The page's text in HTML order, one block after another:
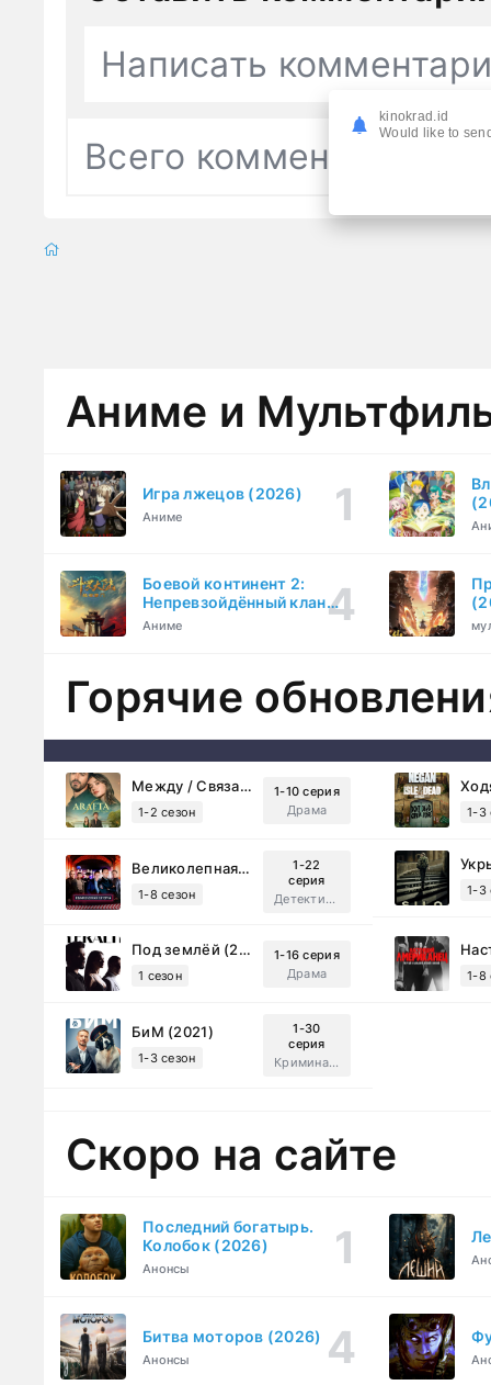
Написать
Всего комментариев
Аниме и
Игра лжецов (2026)
Аниме
Боевой континент 2:
Непревзойдённый клан
Тан (2023)
Аниме
Горячие
Между / Связанные судьбой (2025)
1-2 сезон
1-10 серия
Драма
1-3
Великолепная Пятерка (2019)
1-8 сезон
1-22
серия
Детектив, Русский
1-3
Под землёй (2026)
1 сезон
1-16 серия
Драма
1-8
БиМ (2021)
1-3 сезон
1-30
серия
Криминал, Комедия
Скоро на сайте
Последний богатырь.
Колобок (2026)
Анонсы
Битва моторов (2026)
Анонсы
kinokrad.id
Would like to